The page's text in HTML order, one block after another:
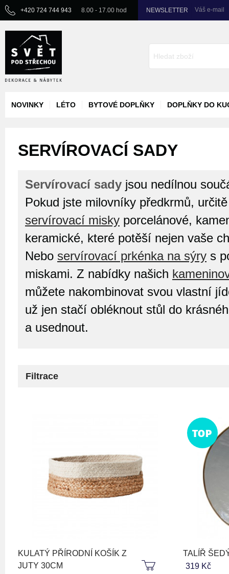
+420 724 744 943 8.00 - 17.00 hod NEWSLETTER Váš e-mail
NOVINKY LÉTO BYTOVÉ DOPLŇKY DOPLŇKY DO
SERVÍROVACÍ SADY
Servírovací sady jsou nedílnou
Pokud jste milovníky předkrmů,
servírovací misky porcelánové,
keramické, které potěší nejen vaše
Nebo servírovací prkénka na sýry s
miskami. Z nabídky našich
můžete nakombinovat svou vlastní
už jen stačí obléknout stůl do
a usednout.
Filtrace
KULATÝ PŘÍRODNÍ KOŠÍK Z
JUTY 30CM
TOP
TALÍŘ
319 Kč